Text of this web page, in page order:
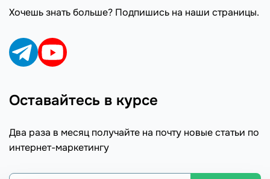
Хочешь знать больше? Подпишись на наши страницы.
Оставайтесь в курсе
Два раза в месяц получайте на почту новые статьи по
интернет-маркетингу